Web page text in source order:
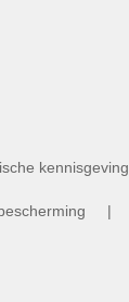
kennisgeving
|